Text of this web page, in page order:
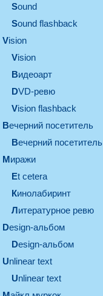
sound
Sound flashback
vision
vision
видеоарт
DVD-ревю
Vision flashback
вечерний посетитель
вечерний посетитель
миражи
et cetera
кинолабиринт
литературное ревю
design-альбом
design-альбом
unlinear text
Unlinear text